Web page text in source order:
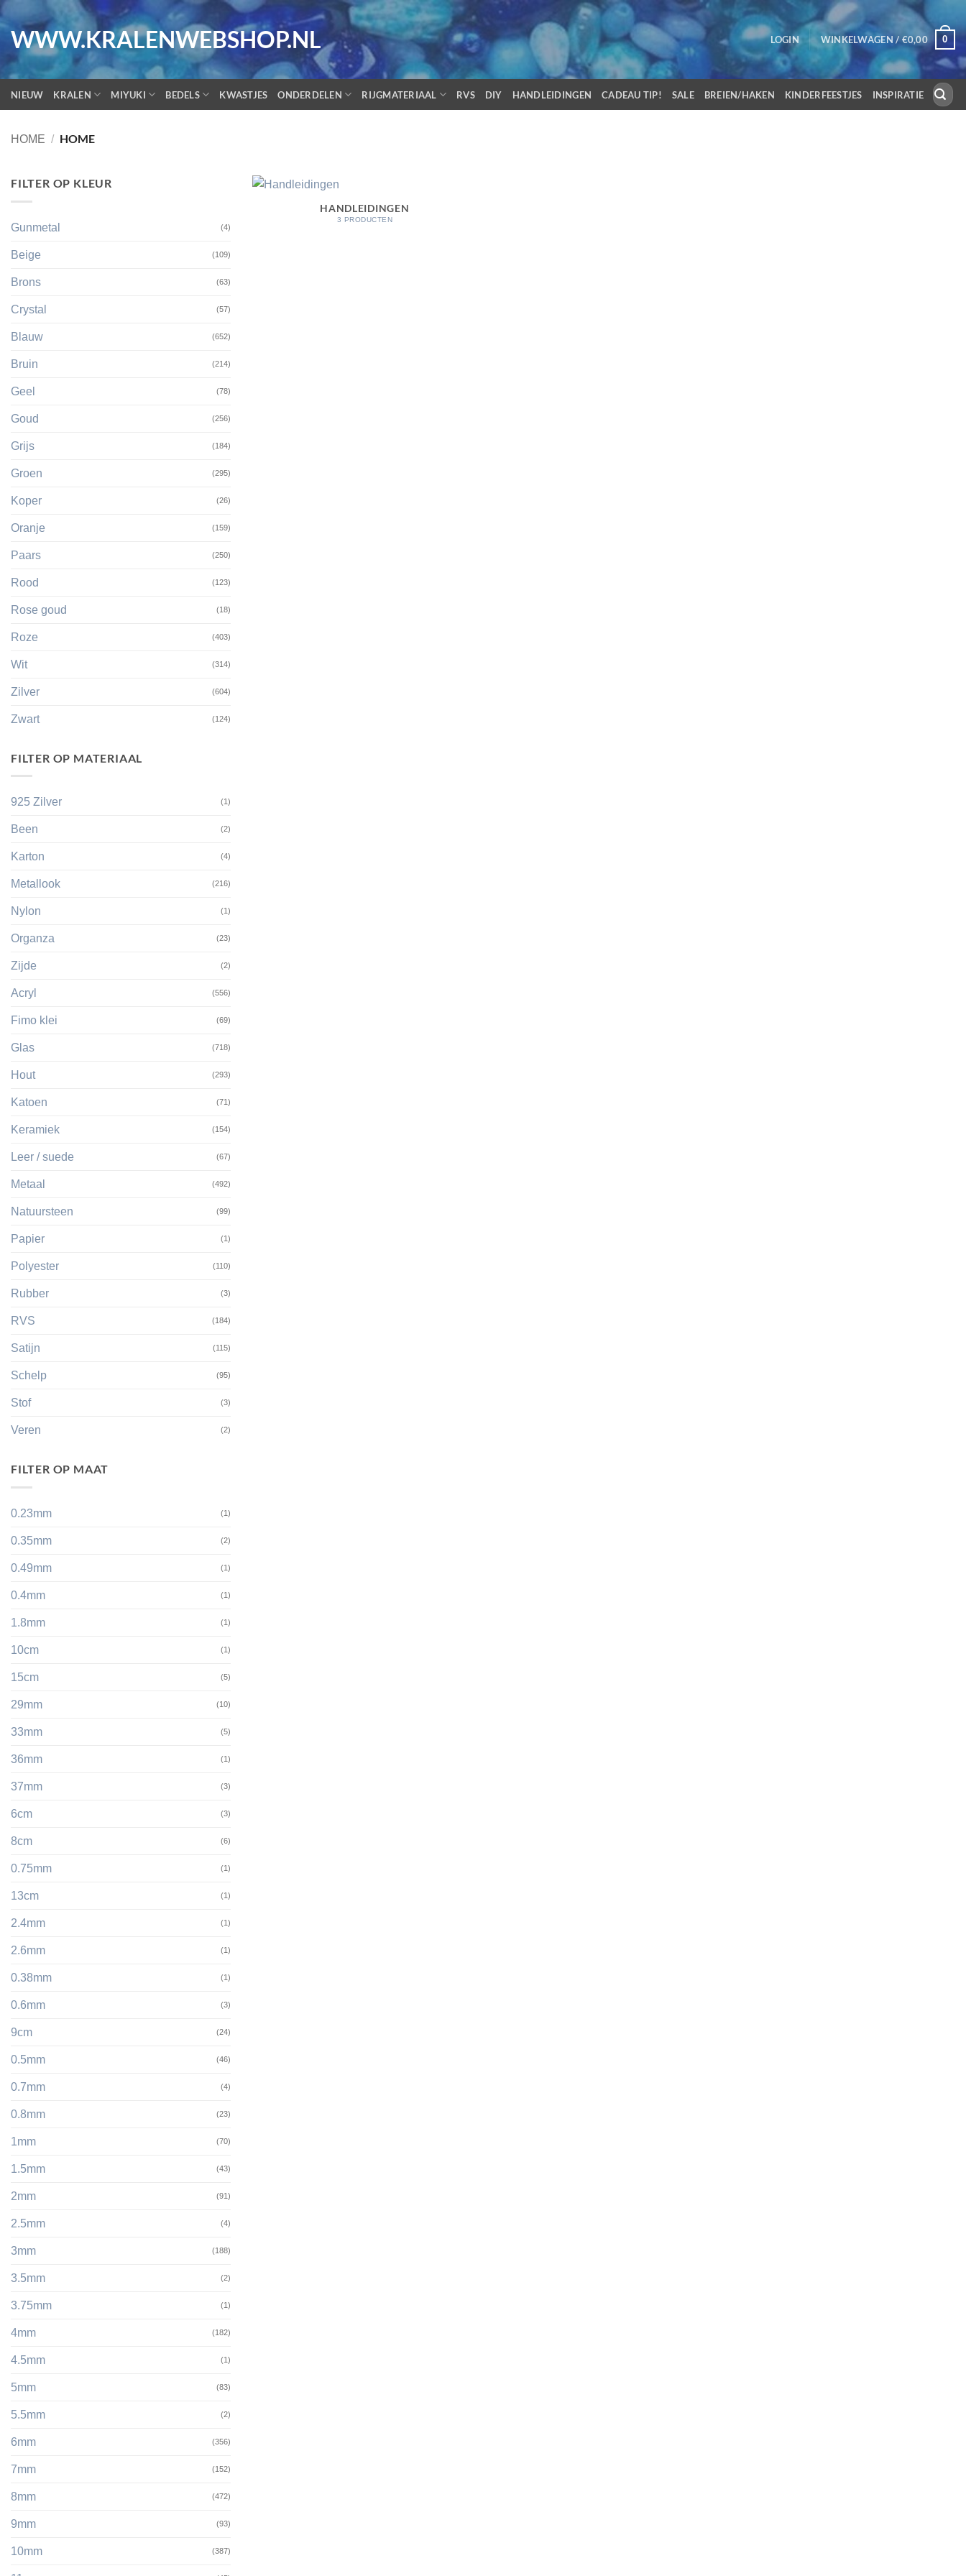
naar
inhoud
WWW.KRALENWEBSHOP.NL LOGIN WINKELWAGEN /€0,00 0
NIEUW KRALEN MIYUKI BEDELS KWASTJES ONDERDELEN RIJGMATERIAAL RVS DIY HANDLEIDINGEN CADEAU TIP! SALE BREIEN/HAKEN KINDERFEESTJES INSPIRATIE
Zoeken
naar:
HOME / HOME
FILTER OP KLEUR
Gunmetal (4)
Beige (109)
Brons (63)
Crystal (57)
Blauw (652)
Bruin (214)
Geel (78)
Goud (256)
Grijs (184)
Groen (295)
Koper (26)
Oranje (159)
Paars (250)
Rood (123)
Rose goud (18)
Roze (403)
Wit (314)
Zilver (604)
Zwart (124)
FILTER OP MATERIAAL
925 Zilver (1)
Been (2)
Karton (4)
Metallook (216)
Nylon (1)
Organza (23)
Zijde (2)
Acryl (556)
Fimo klei (69)
Glas (718)
Hout (293)
Katoen (71)
Keramiek (154)
Leer / suede (67)
Metaal (492)
Natuursteen (99)
Papier (1)
Polyester (110)
Rubber (3)
RVS (184)
Satijn (115)
Schelp (95)
Stof (3)
Veren (2)
FILTER OP MAAT
0.23mm (1)
0.35mm (2)
0.49mm (1)
0.4mm (1)
1.8mm (1)
10cm (1)
15cm (5)
29mm (10)
33mm (5)
36mm (1)
37mm (3)
6cm (3)
8cm (6)
0.75mm (1)
13cm (1)
2.4mm (1)
2.6mm (1)
0.38mm (1)
0.6mm (3)
9cm (24)
0.5mm (46)
0.7mm (4)
0.8mm (23)
1mm (70)
1.5mm (43)
2mm (91)
2.5mm (4)
3mm (188)
3.5mm (2)
3.75mm (1)
4mm (182)
4.5mm (1)
5mm (83)
5.5mm (2)
6mm (356)
7mm (152)
8mm (472)
9mm (93)
10mm (387)
HANDLEIDINGEN
3 PRODUCTEN